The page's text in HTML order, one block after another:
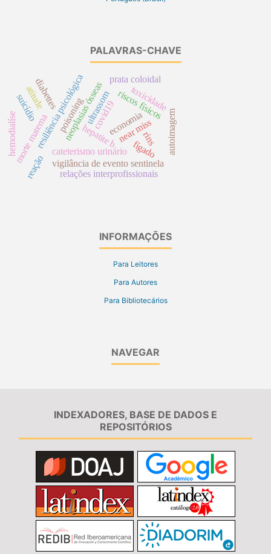
PALAVRAS-CHAVE
hepatite b
neoplasias ósseas
poisoningultrassom
cateterismo urinário
near miss
vigilância de evento sentinela
resiliência psicológica riscos físicos
autoimagem
morte materna
relações interprofissionais
economia
suicídio
reação
prata coloidal
diabettes
hemodialíse
toxicidade
fígado
rins
atitude
covid19
INFORMAÇÕES
Para Leitores
Para Autores
Para Bibliotecários
NAVEGAR
INDEXADORES, BASE DE DADOS E
REPOSITÓRIOS